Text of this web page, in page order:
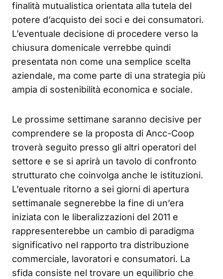
finalità mutualistica orientata alla tutela del
potere d’acquisto dei soci e dei consumatori.
L’eventuale decisione di procedere verso la
chiusura domenicale verrebbe quindi
presentata non come una semplice scelta
aziendale, ma come parte di una strategia più
ampia di sostenibilità economica e sociale.
Le prossime settimane saranno decisive per
comprendere se la proposta di Ancc-Coop
troverà seguito presso gli altri operatori del
settore e se si aprirà un tavolo di confronto
strutturato che coinvolga anche le istituzioni.
L’eventuale ritorno a sei giorni di apertura
settimanale segnerebbe la fine di un’era
iniziata con le liberalizzazioni del 2011 e
rappresenterebbe un cambio di paradigma
significativo nel rapporto tra distribuzione
commerciale, lavoratori e consumatori. La
sfida consiste nel trovare un equilibrio che